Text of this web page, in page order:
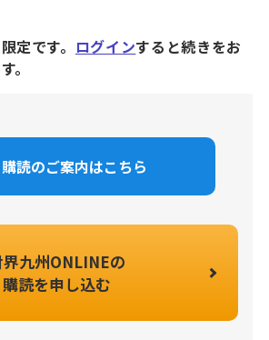
定です。 ログインすると続きをお
。
購読のご案内はこちら
界九州ONLINEの
購読を申し込む